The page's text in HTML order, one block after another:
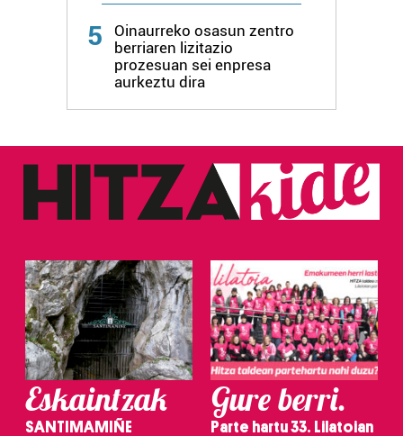
5
Oinaurreko osasun zentro
berriaren lizitazio
prozesuan sei enpresa
aurkeztu dira
Eskaintzak
SANTIMAMIÑE
Gure berri.
Parte hartu 33. Lilatoian